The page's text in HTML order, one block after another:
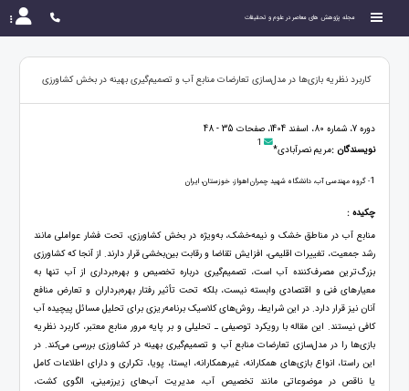
مجله پژوهش های معاصر در علوم و تحقیقات
کاربرد نظریه بازی‌ها در مدل‌سازی تعارضات منابع آب و تصمیم‌گیری بهینه در بخش کشاورزی
دوره 7، شماره 80، اسفند 1404، صفحات 35 - 48
نویسندگان :مریم نصرآبادی* 1
1- گروه مهندسی آب، دانشگاه شهید چمران اهواز، خوزستان، ایران
چکیده :
منابع آب در مناطق خشک و نیمه‌خشک، به‌ویژه در بخش کشاورزی، تحت فشار عواملی مانند
رشد جمعیت، تغییرات اقلیمی، افزایش تقاضا و رقابت بین‌بخشی قرار دارند. از آنجا که کشاورزی
بزرگ‌ترین مصرف‌کننده آب است، تصمیم‌گیری درباره تخصیص و بهره‌برداری از آب تنها به
معیارهای فنی و اقتصادی وابسته نیست، بلکه تحت تأثیر رفتار بهره‌برداران و تعارض منافع
آنان نیز قرار دارد. در این شرایط، روش‌های کلاسیک برنامه‌ریزی برای تحلیل مسائل پیچیده آب
کافی نیستند. این مقاله با رویکرد توصیفی ـ تحلیلی و بر پایه مرور منابع معتبر، کاربرد نظریه
بازی‌ها را در مدل‌سازی تعارضات منابع آب و تصمیم‌گیری بهینه در کشاورزی بررسی می‌کند. در
این راستا، انواع بازی‌های همکارانه، غیرهمکارانه، ایستا، پویا، تکراری و دارای اطلاعات کامل
یا ناقص در موضوعاتی مانند تخصیص آب، مدیریت آب‌های زیرزمینی، الگوی کشت،